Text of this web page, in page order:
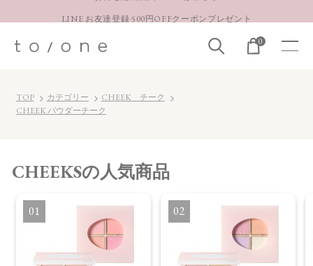
LINE お友達登録 500円OFFクーポンプレゼント
【重要】お盆期間中のお問い合わせと商品配送に関しまして
0
TOP カテゴリー
CHEEK チーク
CHEEK パウダーチーク
CHEEKSの人気商品
1 2